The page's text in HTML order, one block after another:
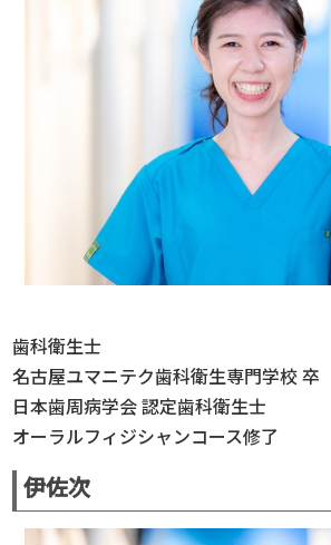
歯科衛生士
名古屋ユマニテク歯科衛生専門学校 卒
日本歯周病学会 認定歯科衛生士
オーラルフィジシャンコース修了
伊佐次